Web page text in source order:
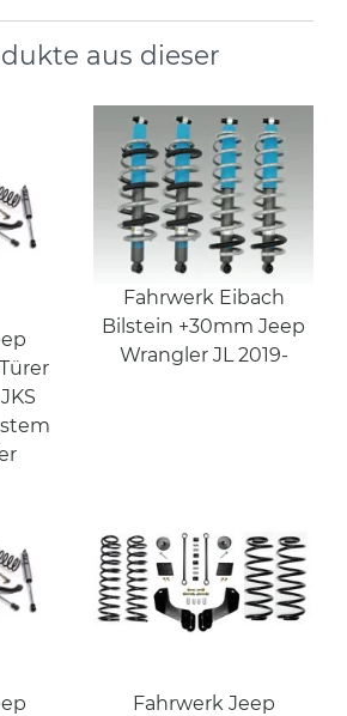
aus dieser
Fahrwerk Eibach
Bilstein +30mm Jeep
Wrangler JL 2019-
Fahrwerk Jeep